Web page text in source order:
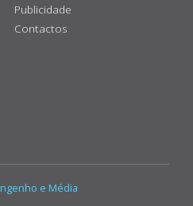
Publicidade
Contactos
e Média